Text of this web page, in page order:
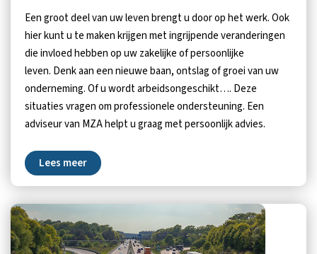
Een groot deel van uw leven brengt u door op het werk. Ook
hier kunt u te maken krijgen met ingrijpende veranderingen
die invloed hebben op uw zakelijke of persoonlijke
leven. Denk aan een nieuwe baan, ontslag of groei van uw
onderneming. Of u wordt arbeidsongeschikt…. Deze
situaties vragen om professionele ondersteuning. Een
adviseur van MZA helpt u graag met persoonlijk advies.
Lees meer